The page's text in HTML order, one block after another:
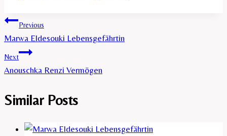
Post
navigation
Previous
Marwa Eldesouki Lebensgefährtin
Next
Anouschka Renzi Vermögen
Similar Posts